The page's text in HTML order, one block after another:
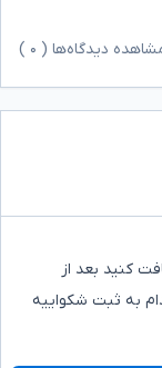
دیدگاه‌ها ( ۰
کنید بعد از
به ثبت شکواییه